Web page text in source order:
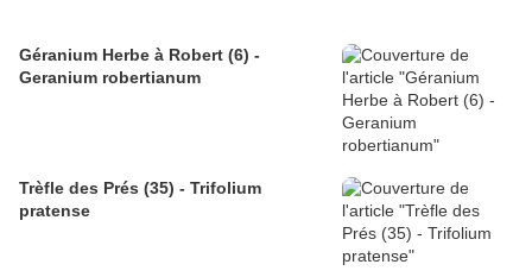
Géranium Herbe à Robert (6) -
Geranium robertianum
Trèfle des Prés (35) - Trifolium
pratense